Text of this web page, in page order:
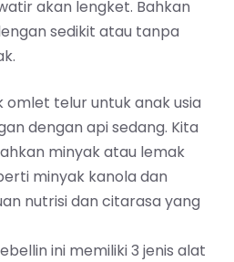
akan lengket. Bahkan
sedikit atau tanpa
telur untuk anak usia
dengan api sedang. Kita
minyak atau lemak
minyak kanola dan
nutrisi dan citarasa yang
ini memiliki 3 jenis alat